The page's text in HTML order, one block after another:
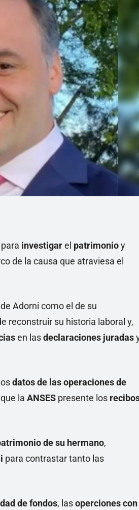
investigarel patrimonioy
de la causa que atraviesa el
Adorni como el de su
reconstruir su historia laboral y,
en lasdeclaraciones juradas
datos de las operaciones de
la ANSES presente los
de su hermano,
para contrastar tanto las
de fondos, lasoperciones con